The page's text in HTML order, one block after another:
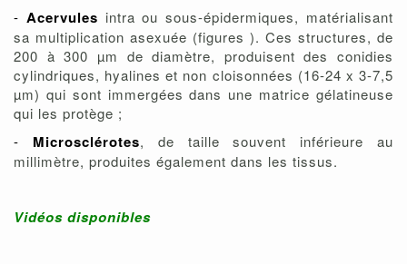
- Acervules intra ou sous-épidermiques, matérialisant
sa multiplication asexuée (figures ). Ces structures, de
200 à 300 µm de diamètre, produisent des conidies
cylindriques, hyalines et non cloisonnées (16-24 x 3-7,5
µm) qui sont immergées dans une matrice gélatineuse
qui les protège ;
- Microsclérotes, de taille souvent inférieure au
millimètre, produites également dans les tissus.
Vidéos disponibles